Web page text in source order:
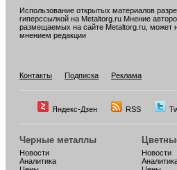
Использование открытых материалов
гиперссылкой на Metaltorg.ru Мнение
размещаемых на сайте Metaltorg.ru, может
мнением редакции
Контакты
Подписка Реклама
Яндекс-Дзен RSS
Черные металлы
Новости
Аналитика
Новости